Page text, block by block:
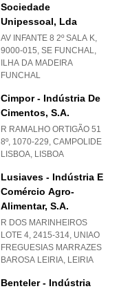
Sociedade
Unipessoal, Lda
AV INFANTE 8 2º SALA K,
9000-015, SE FUNCHAL,
ILHA DA MADEIRA
FUNCHAL
Cimpor - Indústria De
Cimentos, S.a.
R RAMALHO ORTIGÃO 51
8º, 1070-229, CAMPOLIDE
LISBOA, LISBOA
Lusiaves - Indústria E
Comércio Agro-
Alimentar, S.a.
R DOS MARINHEIROS
LOTE 4, 2415-314, UNIAO
FREGUESIAS MARRAZES
BAROSA LEIRIA, LEIRIA
Benteler - Indústria